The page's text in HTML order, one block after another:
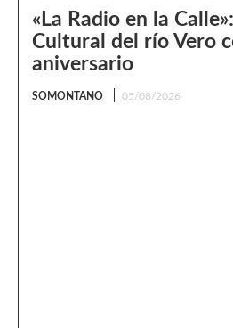
«La Radio en la
Cultural del río Vero
aniversario
SOMONTANO 05/08/2026